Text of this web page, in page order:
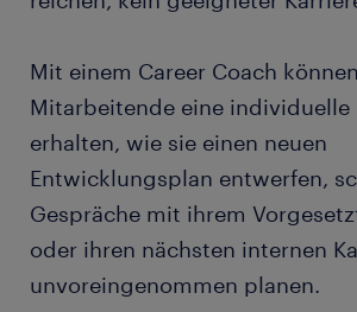
Mit einem Career Coach können
Mitarbeitende eine individuelle
erhalten, wie sie einen neuen
Entwicklungsplan entwerfen,
Gespräche mit ihrem
oder ihren nächsten internen
unvoreingenommen planen.